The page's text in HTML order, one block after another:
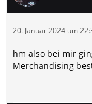
20. Januar 2024 um
hm also bei mir
Merchandising